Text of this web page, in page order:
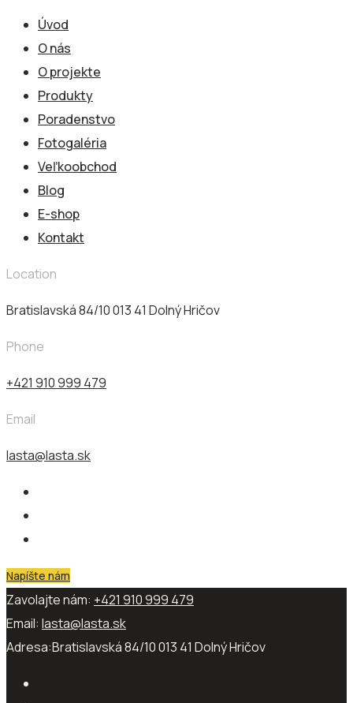
Úvod
O nás
O projekte
Produkty
Poradenstvo
Fotogaléria
Veľkoobchod
Blog
E-shop
Kontakt
Location
Bratislavská 84/10 013 41​ Dolný Hričov
Phone
+421 910 999 479
Email
lasta@lasta.sk
Napíšte nám
Zavolajte nám: +421 910 999 479
Email: lasta@lasta.sk
Adresa:Bratislavská 84/10 013 41​ Dolný Hričov